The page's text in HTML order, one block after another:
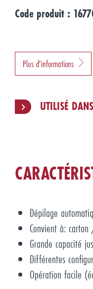
Code produit :
Plus d'informations
UTILISÉ
Dépilage
Convient à:
Grande capacité
Différentes
Opération facile